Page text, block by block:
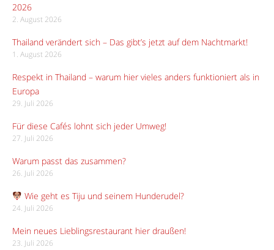
2026
2. August 2026
Thailand verändert sich – Das gibt’s jetzt auf dem Nachtmarkt!
1. August 2026
Respekt in Thailand – warum hier vieles anders funktioniert als in
Europa
29. Juli 2026
Für diese Cafés lohnt sich jeder Umweg!
27. Juli 2026
Warum passt das zusammen?
26. Juli 2026
Wie geht es Tiju und seinem Hunderudel?
24. Juli 2026
Mein neues Lieblingsrestaurant hier draußen!
23. Juli 2026